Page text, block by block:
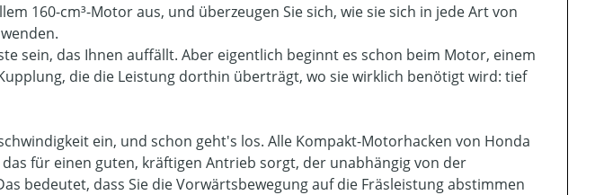
160-cm³-Motor aus, und überzeugen Sie sich, wie sie sich in jede Art von
sein, das Ihnen auffällt. Aber eigentlich beginnt es schon beim Motor, einem
die die Leistung dorthin überträgt, wo sie wirklich benötigt wird: tief
ein, und schon geht's los. Alle Kompakt-Motorhacken von Honda
für einen guten, kräftigen Antrieb sorgt, der unabhängig von der
bedeutet, dass Sie die Vorwärtsbewegung auf die Fräsleistung abstimmen